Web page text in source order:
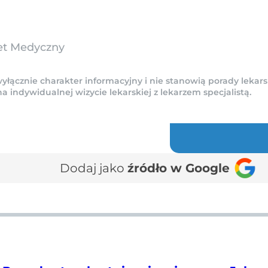
Medyczny
charakter informacyjny i nie stanowią porady
indywidualnej wizycie lekarskiej z lekarzem specjalistą.
Dodaj jako źródło w Google